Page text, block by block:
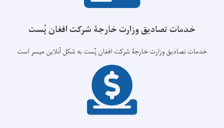
تصادیق وزارت خارجۀ شرکت افغان پُست
وزارت خارجۀ شرکت افغان پُست به شکل آنلاین میسر است